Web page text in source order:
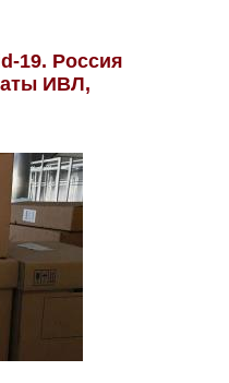
19. Россия
ИВЛ,